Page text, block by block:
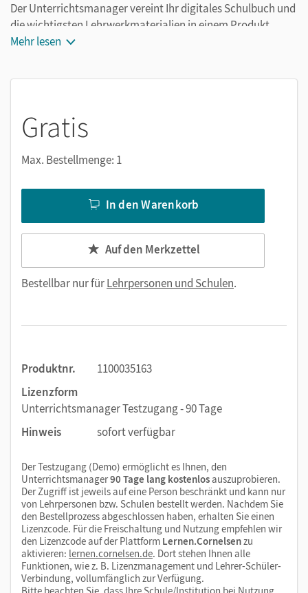
Der Unterrichtsmanager vereint Ihr digitales Schulbuch und
die wichtigsten Lehrwerkmaterialien in einem Produkt.
Ergänzt um hilfreiche Planungstools, vereinfacht er Ihre
Mehr lesen
Gratis
Max. Bestellmenge: 1
In den Warenkorb
Auf den Merkzettel
Bestellbar nur fürLehrpersonen und Schulen.
Produktnr.
1100035163
Lizenzform
Unterrichtsmanager Testzugang - 90 Tage
Hinweis
sofort verfügbar
Der Testzugang (Demo) ermöglicht es Ihnen, den
Unterrichtsmanager90 Tage lang kostenlosauszuprobieren.
Der Zugriff ist jeweils auf eine Person beschränkt und kann nur
von Lehrpersonen bzw. Schulen bestellt werden. Nachdem Sie
den Bestellprozess abgeschlossen haben, erhalten Sie einen
Lizenzcode. Für die Freischaltung und Nutzung empfehlen wir
den Lizenzcode auf der Plattform Lernen.Cornelsenzu
aktivieren: lernen.cornelsen.de. Dort stehen Ihnen alle
Funktionen, wie z. B. Lizenzmanagement und Lehrer-Schüler-
Verbindung, vollumfänglich zur Verfügung.